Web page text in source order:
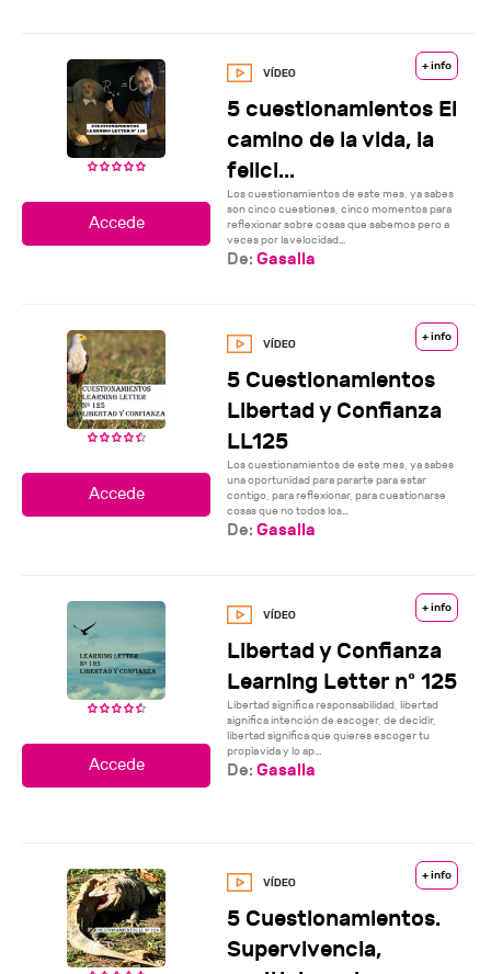
+ info
5 cuestionamientos El
camino de la vida, la
felici...
Los cuestionamientos de este mes, ya sabes
son cinco cuestiones, cinco momentos para
reflexionar sobre cosas que sabemos pero a
veces por la velocidad...
De:Gasalla
+ info
5 Cuestionamientos
Libertad y Confianza
LL125
Los cuestionamientos de este mes, ya sabes
una oportunidad para pararte para estar
contigo, para reflexionar, para cuestionarse
cosas que no todos los...
De:Gasalla
+ info
Libertad y Confianza
Learning Letter nº 125
Libertad significa responsabilidad, libertad
significa intención de escoger, de decidir,
libertad significa que quieres escoger tu
propia vida y lo ap...
De:Gasalla
+ info
5 Cuestionamientos.
Supervivencia,